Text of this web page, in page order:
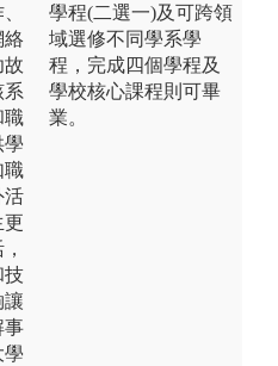
絡
故
系
職
學
職
活
更
技
讓
事
學
學程(二選一)及可跨領
域選修不同學系學
程，完成四個學程及
學校核心課程則可畢
業。